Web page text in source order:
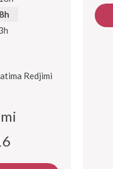
Redjimi